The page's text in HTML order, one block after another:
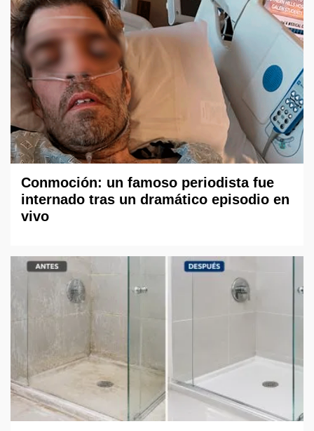
Conmoción: un famoso periodista fue
internado tras un dramático episodio en
vivo